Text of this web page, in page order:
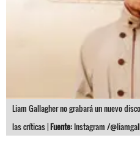
Liam Gallagher no grabará un nuevo
las críticas |Fuente: Instagram /